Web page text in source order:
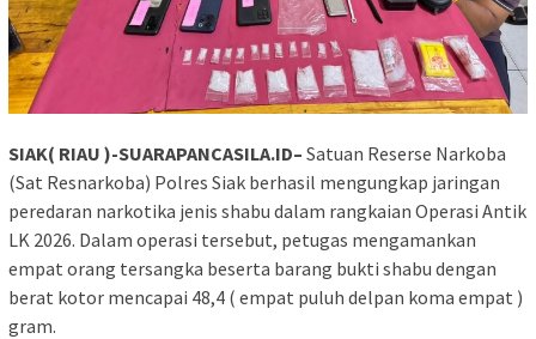
SIAK( RIAU )-SUARAPANCASILA.ID– Satuan Reserse Narkoba
(Sat Resnarkoba) Polres Siak berhasil mengungkap jaringan
peredaran narkotika jenis shabu dalam rangkaian Operasi Antik
LK 2026. Dalam operasi tersebut, petugas mengamankan
empat orang tersangka beserta barang bukti shabu dengan
berat kotor mencapai 48,4 ( empat puluh delpan koma empat )
gram.